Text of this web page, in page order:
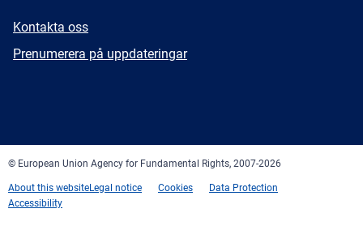
E-
Kontakta oss
Newsletter
Prenumerera på uppdateringar
© European Union Agency for Fundamental Rights, 2007-2026
About this websiteLegal notice Cookies
Data Protection
Accessibility